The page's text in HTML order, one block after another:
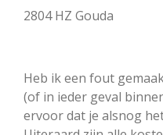
2804 HZ Gouda
Heb ik een fout
(of in ieder geval
ervoor dat je alsnog